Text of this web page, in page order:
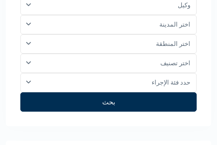
وكيل
اختر المدينة
اختر المنطقة
اختر تصنيف
حدد فئة الإجراء
بحث